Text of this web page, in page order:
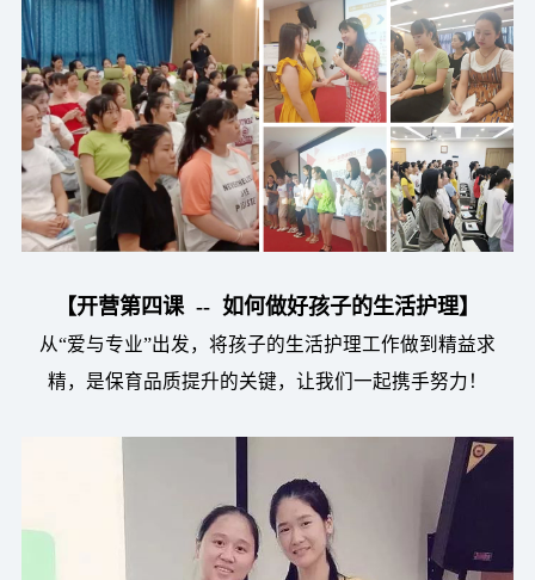
【开营第四课 -- 如何做好孩子的生活护理】
从“爱与专业”出发，将孩子的生活护理工作做到精益求
精，是保育品质提升的关键，让我们一起携手努力！